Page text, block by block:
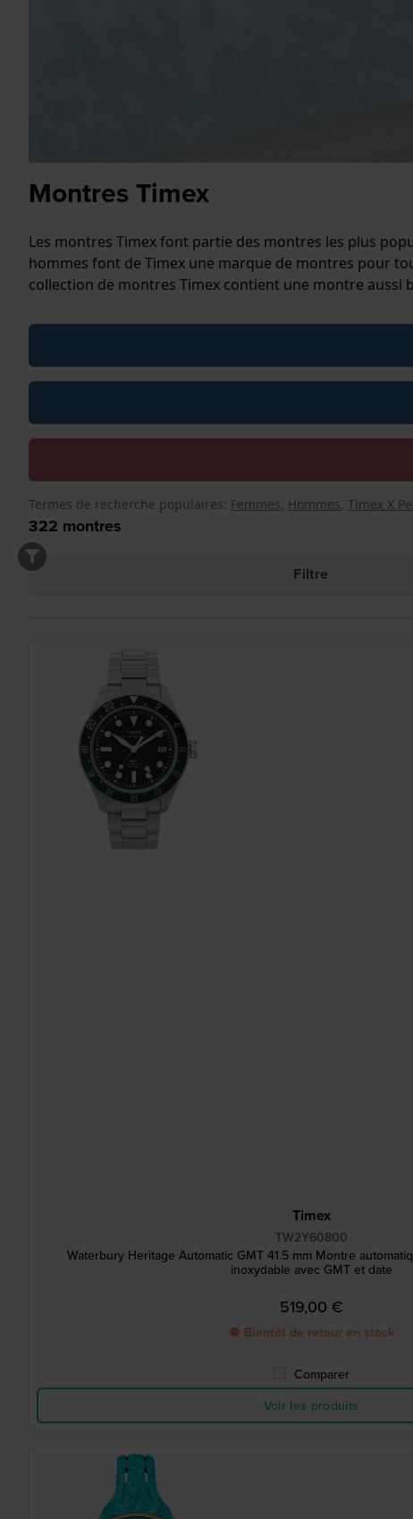
Montres Timex
Les montres Timex font partie des montres les plus
hommes font de Timex une marque de montres pour
collection de montres Timex contient une montre
Termes de recherche populaires: Femmes, Hommes, Timex X
322 montres
Filtre
Timex
TW2Y60800
Waterbury Heritage Automatic GMT 41.5 mm Montre
inoxydable avec GMT et date
519,00 €
● Bientôt de retour en stock
Comparer
Voir les produits